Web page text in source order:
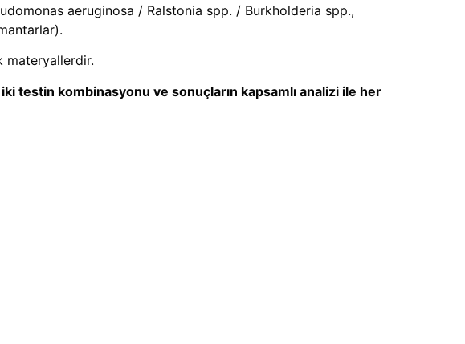
aeruginosa / Ralstonia spp. / Burkholderia spp.,
materyallerdir.
iki testin kombinasyonu ve sonuçların kapsamlı analizi ile her